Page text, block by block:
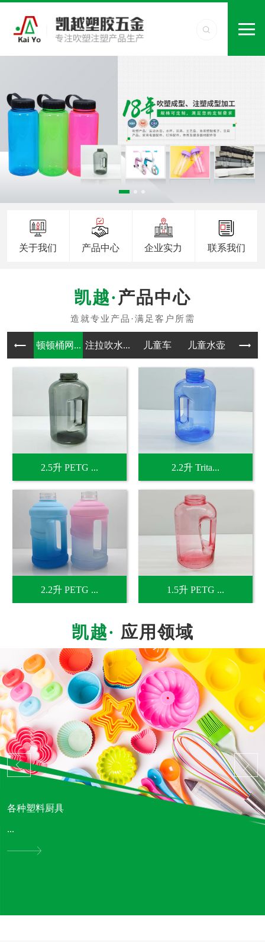
关于我们 产品中心 企业实力 联系我们
产品中心
顿顿桶网... 注拉吹水... 儿童车 儿童水壶 吹塑
2.5升 PETG ... 2.2升 Trita...
2.2升 PETG ... 1.5升 PETG ...
应用领域
各种塑料厨具
...